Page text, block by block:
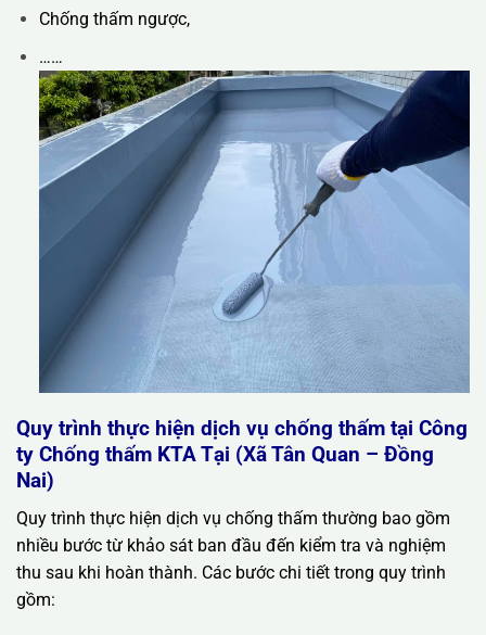
Chống thấm ngược,
……
Quy trình thực hiện dịch vụ chống thấm tại Công
ty Chống thấm KTA Tại (Xã Tân Quan – Đồng
Nai)
Quy trình thực hiện dịch vụ chống thấm thường bao gồm
nhiều bước từ khảo sát ban đầu đến kiểm tra và nghiệm
thu sau khi hoàn thành. Các bước chi tiết trong quy trình
gồm: